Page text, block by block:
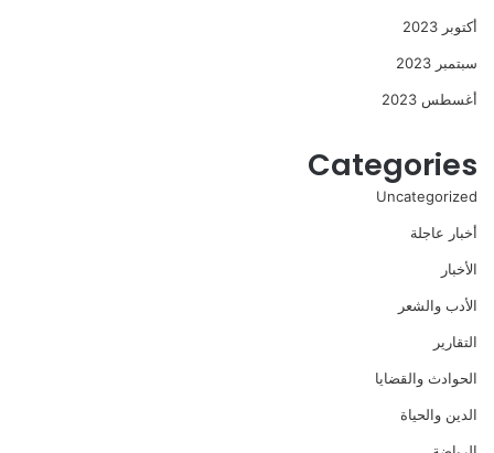
أكتوبر 2023
سبتمبر 2023
أغسطس 2023
Categories
Uncategorized
أخبار عاجلة
الأخبار
الأدب والشعر
التقارير
الحوادث والقضايا
الدين والحياة